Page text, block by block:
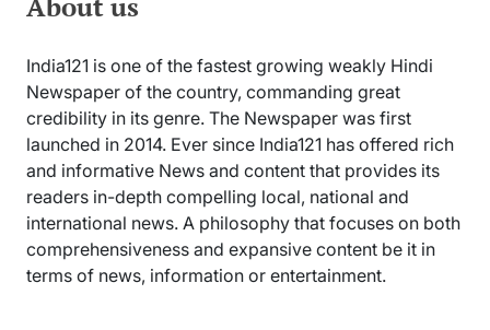
India121 is one of the fastest growing weakly Hindi
Newspaper of the country, commanding great
credibility in its genre. The Newspaper was first
launched in 2014. Ever since India121 has offered rich
and informative News and content that provides its
readers in-depth compelling local, national and
international news. A philosophy that focuses on both
comprehensiveness and expansive content be it in
terms of news, information or entertainment.